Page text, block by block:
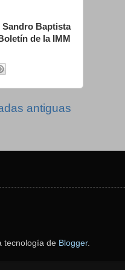
Sandro Baptista
Boletín de la IMM
antiguas
tecnología de Blogger.